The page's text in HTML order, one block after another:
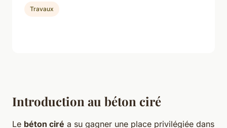
Introduction au béton ciré
Le béton ciré a su gagner une place privilégiée dans
Travaux